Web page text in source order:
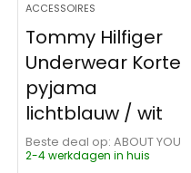
ACCESSOIRES
Tommy Hilfiger
Underwear Korte
pyjama
lichtblauw / wit
Beste deal op:
ABOUT YOU
2-4 werkdagen in huis